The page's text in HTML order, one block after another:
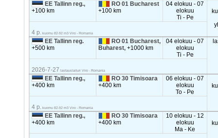
EE Tallinn reg.,
+100 km
RO 01 Bucharest
+100 km
04 elokuu - 07
elokuu
Ti - Pe
4 p. kuomu 82-92 m3 Viro - Romania
EE Tallinn reg.
+500 km
RO 01 Bucharest,
Buharest,+1000 km
04 elokuu - 07
elokuu
Ti - Pe
2026-7-27 lastauslaituri Viro - Romania
EE Tallinn reg.,
+400 km
RO 30 Timisoara
+400 km
06 elokuu - 07
elokuu
To - Pe
4 p. kuomu 82-92 m3 Viro - Romania
EE Tallinn reg.,
+400 km
RO 30 Timisoara
+400 km
10 elokuu - 12
elokuu
Ma - Ke